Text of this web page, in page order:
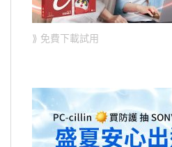
⟫ 免費下載試用